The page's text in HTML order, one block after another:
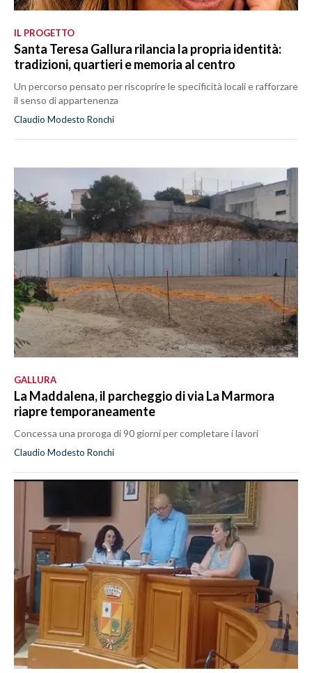
IL PROGETTO
Santa Teresa Gallura rilancia la propria identità:
tradizioni, quartieri e memoria al centro
Un percorso pensato per riscoprire le specificità locali e rafforzare
il senso di appartenenza
Claudio Modesto Ronchi
GALLURA
La Maddalena, il parcheggio di via La Marmora
riapre temporaneamente
Concessa una proroga di 90 giorni per completare i lavori
Claudio Modesto Ronchi